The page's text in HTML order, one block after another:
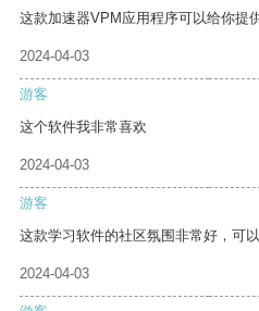
这款加速器VPM应用程序可以给你提
2024-04-03
游客
这个软件我非常喜欢
2024-04-03
游客
这款学习软件的社区氛围非常好，可
2024-04-03